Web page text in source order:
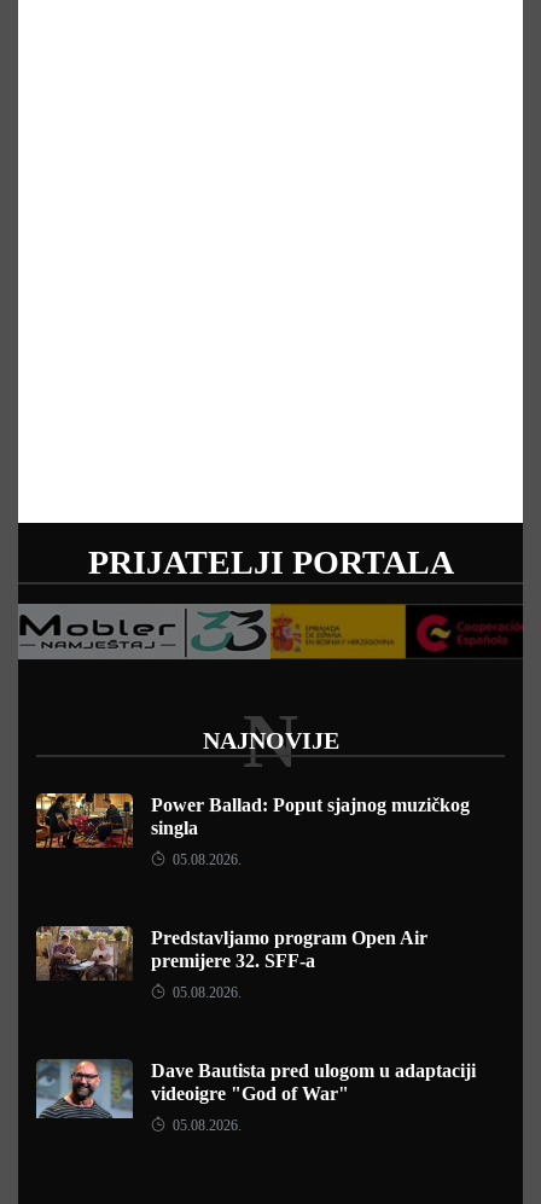
PRIJATELJI PORTALA
NAJNOVIJE
N
Power Ballad: Poput sjajnog muzičkog
singla
05.08.2026.
Predstavljamo program Open Air
premijere 32. SFF-a
05.08.2026.
Dave Bautista pred ulogom u adaptaciji
videoigre "God of War"
05.08.2026.